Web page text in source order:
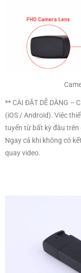
** CÀI ĐẶT DỄ DÀNG –
(iOS / Android). Việc
tuyến từ bất kỳ đâu
Ngay cả khi không có
quay video.